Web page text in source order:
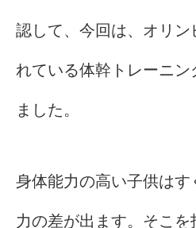
認して、今回は、オリン
れている体幹トレーニン
ました。
身体能力の高い子供は
力の差が出ます。そこ